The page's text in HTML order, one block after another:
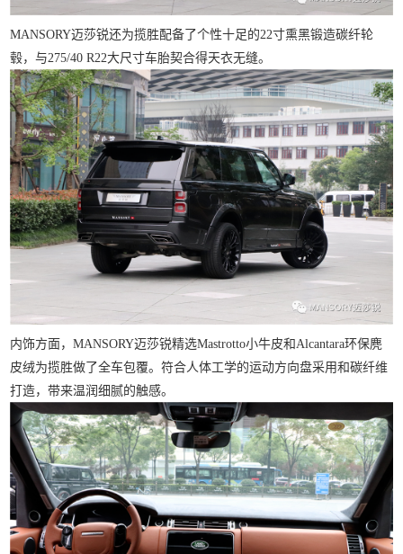
MANSORY迈莎锐还为揽胜配备了个性十足的22寸熏黑锻造碳纤轮
毂，与275/40 R22大尺寸车胎契合得天衣无缝。
内饰方面，MANSORY迈莎锐精选Mastrotto小牛皮和 Alcantara环保麂
皮绒为揽胜做了全车包覆。符合人体工学的运动方向盘采用和碳纤维
打造，带来温润细腻的触感。